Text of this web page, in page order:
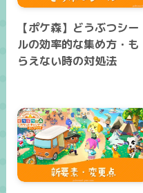
【ポケ森】どうぶつシー
ルの効率的な集め方・も
らえない時の対処法